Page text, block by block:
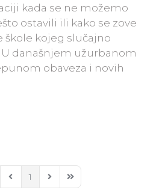
kada se ne možemo
ostavili ili kako se zove
škole kojeg slučajno
današnjem užurbanom
obaveza i novih
Page
Previous Page
1 Next PageLast Page